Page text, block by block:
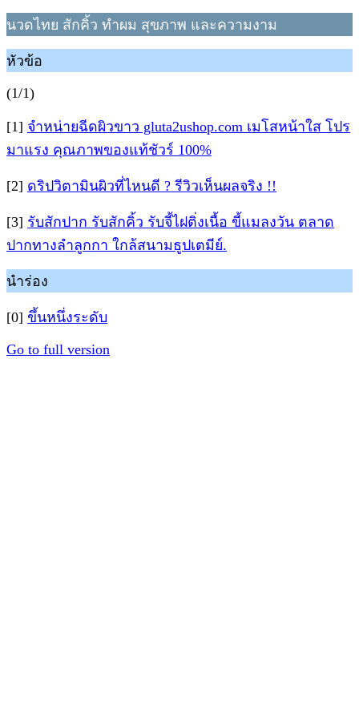
นวดไทย สักคิ้ว ทำผม สุขภาพ และความงาม
หัวข้อ
(1/1)
[1] จำหน่ายฉีดผิวขาว gluta2ushop.com เมโสหน้าใส โปร
มาแรง คุณภาพของแท้ชัวร์ 100%
[2] ดริปวิตามินผิวที่ไหนดี ? รีวิวเห็นผลจริง !!
[3] รับสักปาก รับสักคิ้ว รับจี้ไฝติ่งเนื้อ ขี้แมลงวัน ตลาด
ปากทางลำลูกกา ใกล้สนามธูปเตมีย์.
นำร่อง
[0] ขึ้นหนึ่งระดับ
Go to full version